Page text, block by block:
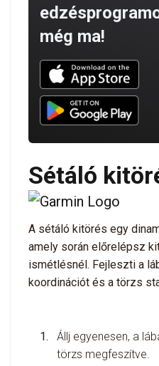
még ma!
Download
Download
Sétáló
A sétáló kitörés egy
amely során előrelépsz
ismétlésnél. Fejleszti a
koordinációt és a törzs
Állj egyenesen, a
törzs megfeszítve.